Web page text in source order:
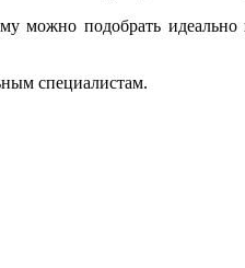
можно подобрать
специалистам.